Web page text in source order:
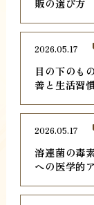
販の選び方
目の下のも
善と生活習
2026.05.17
溶連菌の毒
への医学的
2026.05.17